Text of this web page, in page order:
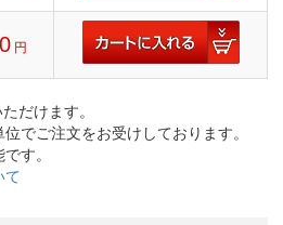
円
だけます。
でご注文をお受けしております。
す。
て